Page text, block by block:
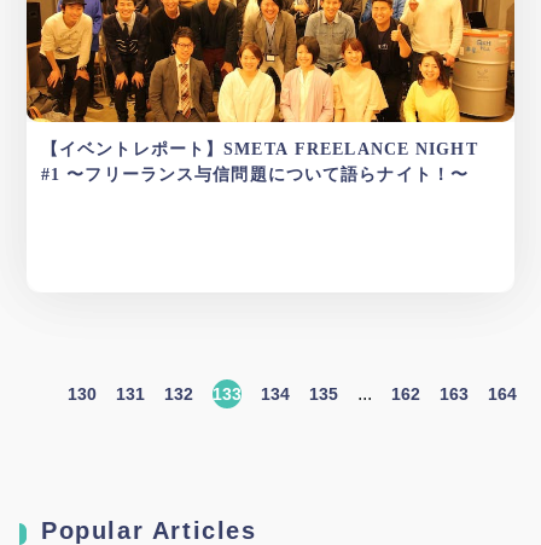
【イベントレポート】SMETA FREELANCE NIGHT
#1 〜フリーランス与信問題について語らナイト！〜
130 131 132 133 134 135 ... 162 163 164
Popular Articles